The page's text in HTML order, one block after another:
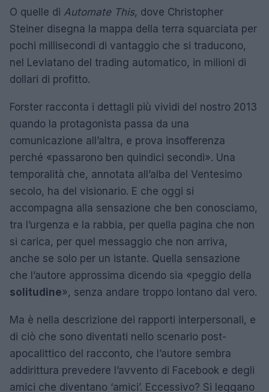
O quelle di Automate This, dove Christopher
Steiner disegna la mappa della terra squarciata per
pochi millisecondi di vantaggio che si traducono,
nel Leviatano del trading automatico, in milioni di
dollari di profitto.
Forster racconta i dettagli più vividi del nostro 2013
quando la protagonista passa da una
comunicazione all’altra, e prova insofferenza
perché «passarono ben quindici secondi». Una
temporalità che, annotata all’alba del Ventesimo
secolo, ha del visionario. E che oggi si
accompagna alla sensazione che ben conosciamo,
tra l’urgenza e la rabbia, per quella pagina che non
si carica, per quel messaggio che non arriva,
anche se solo per un istante. Quella sensazione
che l’autore approssima dicendo sia «peggio della
solitudine», senza andare troppo lontano dal vero.
Ma è nella descrizione dei rapporti interpersonali, e
di ciò che sono diventati nello scenario post-
apocalittico del racconto, che l’autore sembra
addirittura prevedere l’avvento di Facebook e degli
amici che diventano ‘amici’. Eccessivo? Si leggano